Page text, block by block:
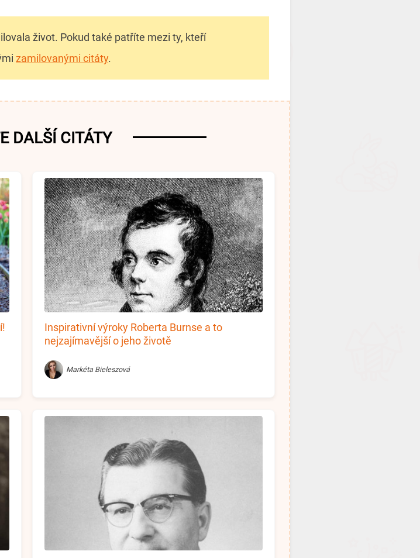
život. Pokud také patříte mezi ty, kteří
zamilovanými citáty.
DALŠÍ CITÁTY
Inspirativní výroky Roberta Burnse a to
nejzajímavější o jeho životě
Markéta Bieleszová